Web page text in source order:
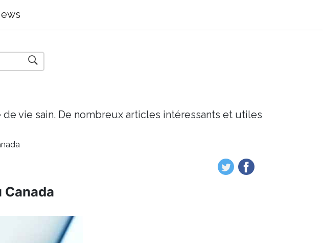
vie sain. De nombreux articles intéressants et utiles
Canada